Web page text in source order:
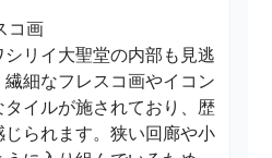
コ画
リイ大聖堂の内部も見逃
細なフレスコ画やイコン
タイルが施されており、歴
られます。狭い回廊や小